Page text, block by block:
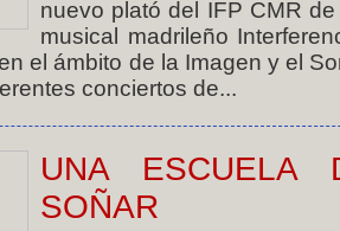
nuevo plató del IFP CMR
musical madrileño
el ámbito de la Imagen y el
conciertos de...
UNA ESCUELA
SOÑAR